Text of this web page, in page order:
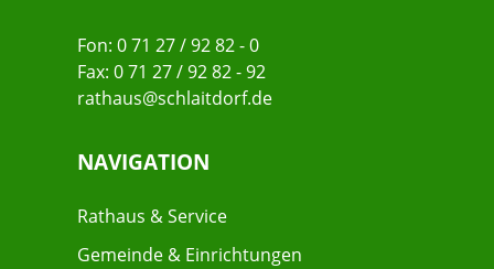
Fon: 0 71 27 / 92 82 - 0
Fax: 0 71 27 / 92 82 - 92
rathaus@schlaitdorf.de
NAVIGATION
Rathaus & Service
Gemeinde & Einrichtungen